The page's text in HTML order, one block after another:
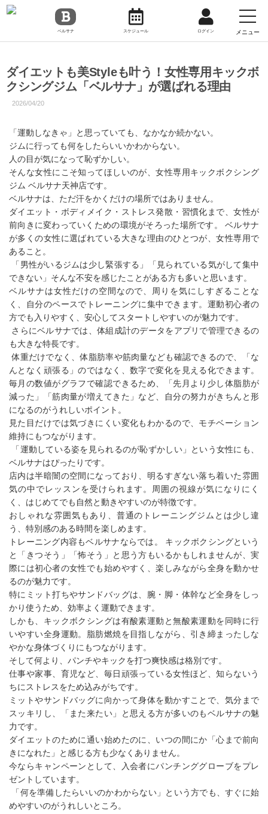
ベルサナ スケジュール ログイン メニュー
ダイエットも美Styleも叶う！女性専用キックボ
クシングジム「ベルサナ」が選ばれる理由
2026/04/20
「運動しなきゃ」と思っていても、なかなか続かない。
ジムに行っても何をしたらいいかわからない。
人の目が気になって恥ずかしい。
そんな女性にこそ知ってほしいのが、女性専用キックボクシング
ジム ベルサナ天神店です。
ベルサナは、ただ汗をかくだけの場所ではありません。
ダイエット・ボディメイク・ストレス発散・習慣化まで、女性が
前向きに変わっていくための環境がそろった場所です。 ベルサナ
が多くの女性に選ばれている大きな理由のひとつが、女性専用で
あること。
「男性がいるジムは少し緊張する」「見られている気がして集中
できない」そんな不安を感じたことがある方も多いと思います。
ベルサナは女性だけの空間なので、周りを気にしすぎることな
く、自分のペースでトレーニングに集中できます。運動初心者の
方でも入りやすく、安心してスタートしやすいのが魅力です。
さらにベルサナでは、体組成計のデータをアプリで管理できるの
も大きな特長です。
体重だけでなく、体脂肪率や筋肉量なども確認できるので、「な
んとなく頑張る」のではなく、数字で変化を見える化できます。
毎月の数値がグラフで確認できるため、「先月より少し体脂肪が
減った」「筋肉量が増えてきた」など、自分の努力がきちんと形
になるのがうれしいポイント。
見た目だけでは気づきにくい変化もわかるので、モチベーション
維持にもつながります。
「運動している姿を見られるのが恥ずかしい」という女性にも、
ベルサナはぴったりです。
店内は半暗闇の空間になっており、明るすぎない落ち着いた雰囲
気の中でレッスンを受けられます。周囲の視線が気になりにく
く、はじめてでも自然と動きやすいのが特徴です。
おしゃれな雰囲気もあり、普通のトレーニングジムとは少し違
う、特別感のある時間を楽しめます。
トレーニング内容もベルサナならでは。 キックボクシングという
と「きつそう」「怖そう」と思う方もいるかもしれませんが、実
際には初心者の女性でも始めやすく、楽しみながら全身を動かせ
るのが魅力です。
特にミット打ちやサンドバッグは、腕・脚・体幹など全身をしっ
かり使うため、効率よく運動できます。
しかも、キックボクシングは有酸素運動と無酸素運動を同時に行
いやすい全身運動。脂肪燃焼を目指しながら、引き締まったしな
やかな身体づくりにもつながります。
そして何より、パンチやキックを打つ爽快感は格別です。
仕事や家事、育児など、毎日頑張っている女性ほど、知らないう
ちにストレスをため込みがちです。
ミットやサンドバッグに向かって身体を動かすことで、気分まで
スッキリし、「また来たい」と思える方が多いのもベルサナの魅
力です。
ダイエットのために通い始めたのに、いつの間にか「心まで前向
きになれた」と感じる方も少なくありません。
今ならキャンペーンとして、入会者にパンチンググローブをプレ
ゼントしています。
「何を準備したらいいのかわからない」という方でも、すぐに始
めやすいのがうれしいところ。